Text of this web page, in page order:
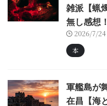
雑派【蝋
無し感想
2026/7/24
本
軍艦島が
在昌【海